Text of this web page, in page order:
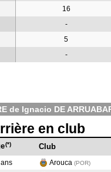
16
-
5
-
de Ignacio DE
en club
(*) Club
Arouca (POR)